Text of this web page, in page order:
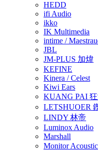
HEDD
ifi Audio
ikko
IK Multimedia
intime /
JBL
JM-PLUS 加煒
KEFINE
Kinera / Celest
Kiwi Ears
KUANG PAI
LETSHUOER
LINDY 林帝
Luminox Audio
Marshall
Monitor